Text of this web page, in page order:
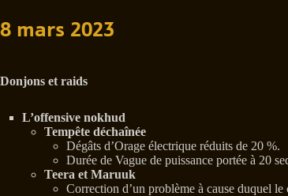
8 mars 2023
Donjons et raids
L’offensive nokhud
Tempête déchaînée
Dégâts d’Orage électrique réduits de 20 %.
Durée de Vague de puissance portée à 20
Teera et Maruuk
Correction d’un problème à cause duquel